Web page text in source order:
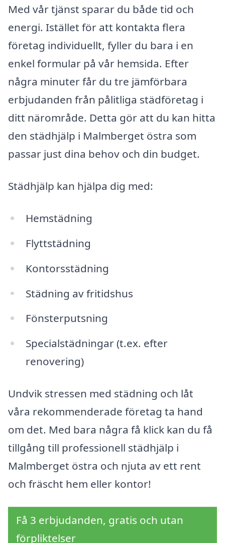
Med vår tjänst sparar du både tid och
energi. Istället för att kontakta flera
företag individuellt, fyller du bara i en
enkel formular på vår hemsida. Efter
några minuter får du tre jämförbara
erbjudanden från pålitliga städföretag i
ditt närområde. Detta gör att du kan hitta
den städhjälp i Malmberget östra som
passar just dina behov och din budget.
Städhjälp kan hjälpa dig med:
Hemstädning
Flyttstädning
Kontorsstädning
Städning av fritidshus
Fönsterputsning
Specialstädningar (t.ex. efter
renovering)
Undvik stressen med städning och låt
våra rekommenderade företag ta hand
om det. Med bara några få klick kan du få
tillgång till professionell städhjälp i
Malmberget östra och njuta av ett rent
och fräscht hem eller kontor!
Få 3 erbjudanden, gratis och utan
förpliktelser